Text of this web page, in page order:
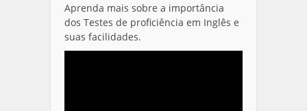
Aprenda mais sobre a importância
dos Testes de proficiência em Inglês e
suas facilidades.